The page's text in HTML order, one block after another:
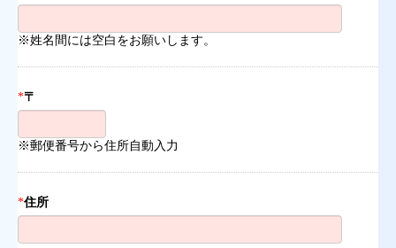
※姓名間には空白をお願いします。
*〒
※郵便番号から住所自動入力
*住所